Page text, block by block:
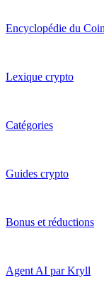
Encyclopédie du Coin
Lexique crypto
Catégories
Guides crypto
Bonus et réductions
Agent AI par Kryll